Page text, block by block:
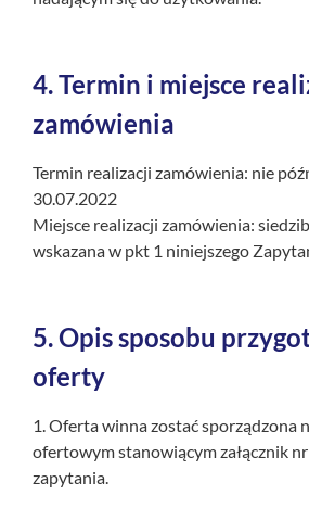
4.Termin i miejsce
zamówienia
Termin realizacji zamówienia: nie
30.07.2022
Miejsce realizacji zamówienia:
wskazana w pkt 1 niniejszego
5.Opis sposobu
oferty
1. Oferta winna zostać sporządzona
ofertowym stanowiącym załącznik
zapytania.